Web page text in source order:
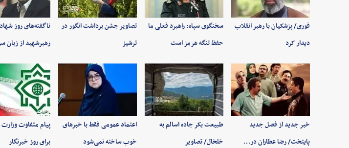
فوری/ پزشکیان با رهبر انقلاب
دیدار کرد
سخنگوی سپاه: راهبرد فعلی ما
حفظ تنگه هرمز است
تصاویر جشن برداشت انگور در
ترشیز
ناگفته‌های روز
رهبرشهید از زبان
خبر جدید از فصل جدید
پایتخت/ رضا عطاران در…
طبیعت بکر جاده اسالم به
خلخال/ تصاویر
اعتماد عمومی فقط با خبرهای
خوب ساخته نمی‌شود
پیام متفاوت
برای روز خبرنگار